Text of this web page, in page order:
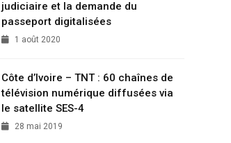
judiciaire et la demande du
passeport digitalisées
1 août 2020
Côte d’Ivoire – TNT : 60 chaînes de
télévision numérique diffusées via
le satellite SES-4
28 mai 2019